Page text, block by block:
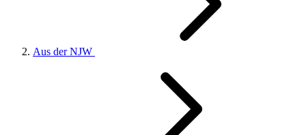
Aus der NJW